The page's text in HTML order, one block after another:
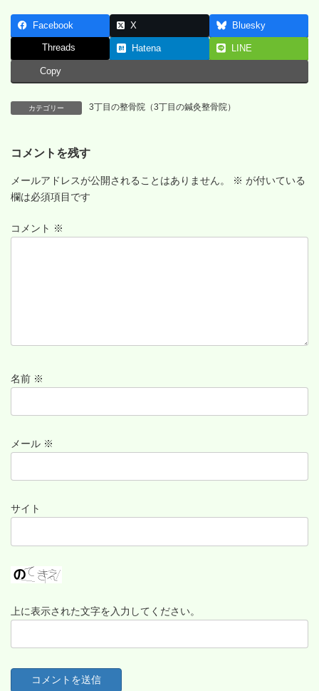
Facebook X Bluesky
Threads Hatena LINE
Copy
カテゴリー 3丁目の整骨院（3丁目の鍼灸整骨院）
コメントを残す
メールアドレスが公開されることはありません。 ※ が付いている
欄は必須項目です
コメント ※
名前 ※
メール ※
サイト
上に表示された文字を入力してください。